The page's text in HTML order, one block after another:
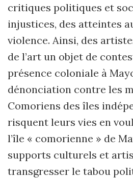
critiques politiques et
injustices, des atteintes
violence. Ainsi, des
de l’art un objet de
présence coloniale à
dénonciation contre les
Comoriens des îles
risquent leurs vies en
l’île « comorienne » de
supports culturels et
transgresser le tabou